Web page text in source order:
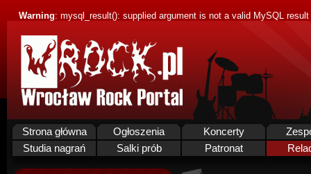
Warning: mysql_result(): supplied argument is not a valid MySQL
Strona główna Ogłoszenia Koncerty
Studia nagrań
Salki prób Patronat